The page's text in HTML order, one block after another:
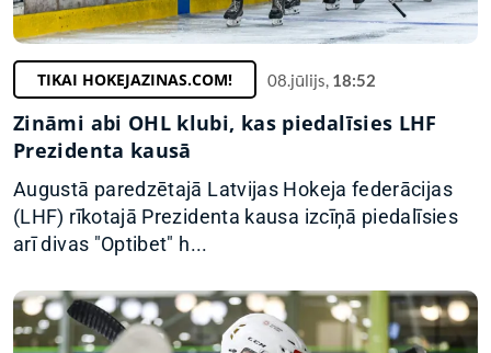
TIKAI HOKEJAZINAS.COM! 08.jūlijs, 18:52
Zināmi abi OHL klubi, kas piedalīsies LHF
Prezidenta kausā
Augustā paredzētajā Latvijas Hokeja federācijas
(LHF) rīkotajā Prezidenta kausa izcīņā piedalīsies
arī divas "Optibet" h...